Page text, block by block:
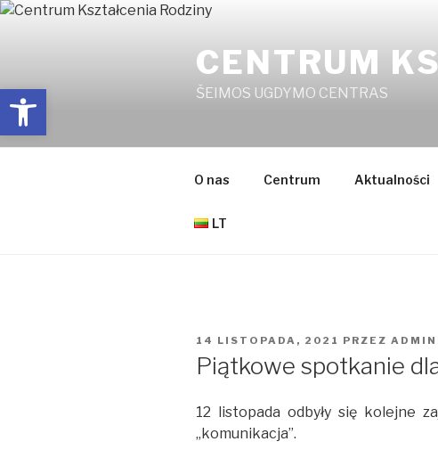
Open toolbar
Przejdź
CENTRUM
ŠEIMOS UGDYMO CENTRAS
O nas Centrum Aktualności
LT
OPUBLIKOWANE
W
14 LISTOPADA, 2021 PRZEZ
Piątkowe spotkanie
12 listopada odbyły się kolejne
„komunikacja”.